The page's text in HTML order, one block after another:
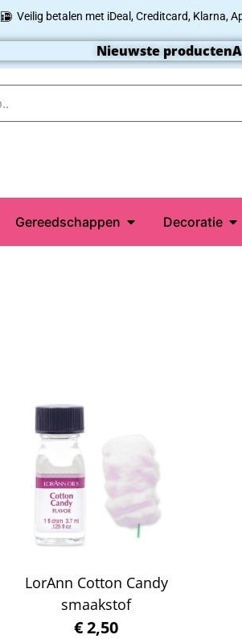
Veilig betalen met iDeal, Creditcard, Klarna,
Nieuwste producten
Gereedschappen Decoratie
LorAnn Cotton Candy
smaakstof
€2,50